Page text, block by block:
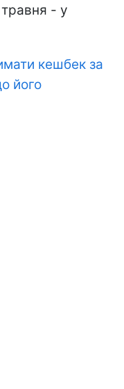
- у
кешбек за
його